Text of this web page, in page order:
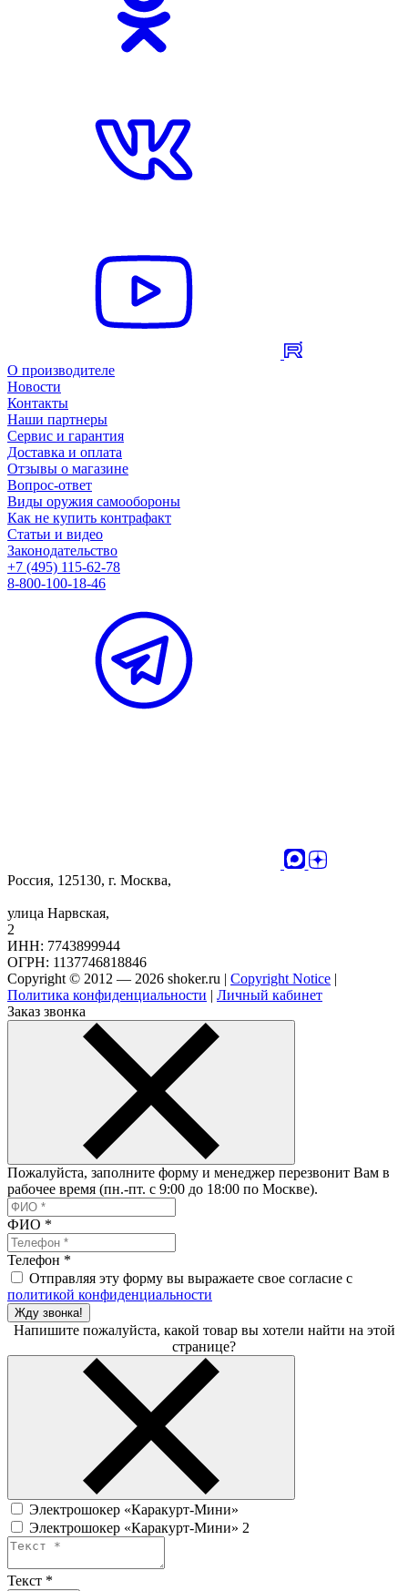
О производителе
Новости
Контакты
Наши партнеры
Сервис и гарантия
Доставка и оплата
Отзывы о магазине
Вопрос-ответ
Виды оружия самообороны
Как не купить контрафакт
Статьи и видео
Законодательство
+7 (495) 115-62-78
8-800-100-18-46
Россия, 125130, г. Москва,
улица Нарвская,
2
ИНН: 7743899944
ОГРН: 1137746818846
Copyright © 2012 — 2026 shoker.ru | Copyright Notice |
Политика конфиденциальности | Личный кабинет
Заказ звонка
Пожалуйста, заполните форму и менеджер перезвонит Вам в
рабочее время (пн.-пт. с 9:00 до 18:00 по Москве).
ФИО *
Телефон *
Отправляя эту форму вы выражаете свое согласие с
политикой конфиденциальности
Жду звонка!
Напишите пожалуйста, какой товар вы хотели найти на этой
странице?
Электрошокер «Каракурт-Мини»
Электрошокер «Каракурт-Мини» 2
Текст *